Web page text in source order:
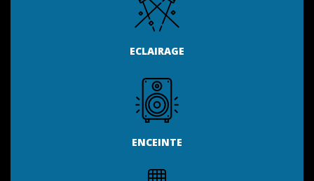
ECLAIRAGE
ENCEINTE